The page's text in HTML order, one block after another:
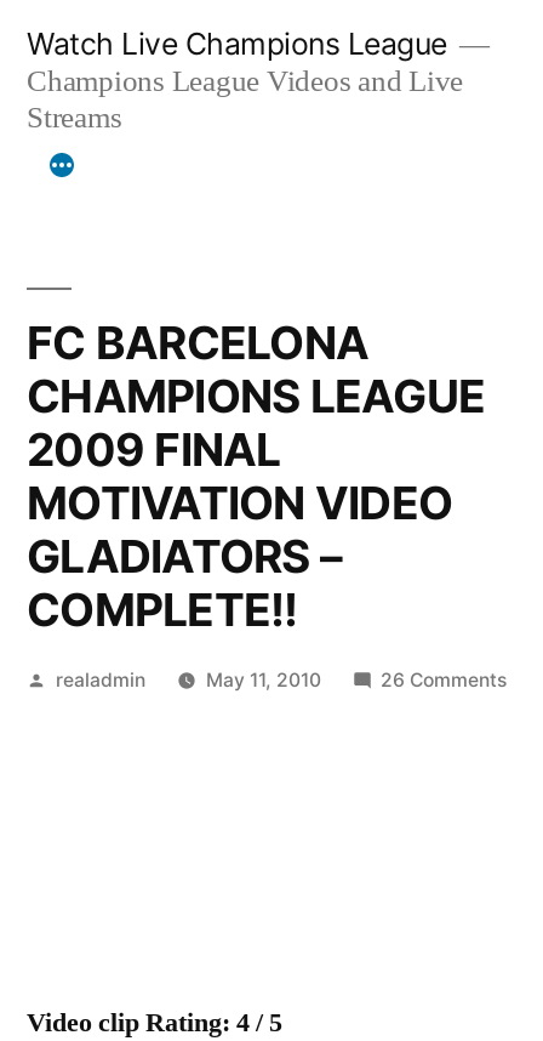
content
Watch Live Champions League
Champions League Videos and Live
Streams
FC BARCELONA
CHAMPIONS LEAGUE
2009 FINAL
MOTIVATION VIDEO
GLADIATORS –
COMPLETE!!
Posted
realadmin May 11, 2010 26 Commentson
Video clip Rating: 4 / 5